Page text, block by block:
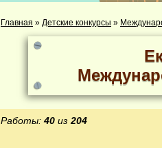
Главная » Детские конкурсы »
Работы: 40 из 204